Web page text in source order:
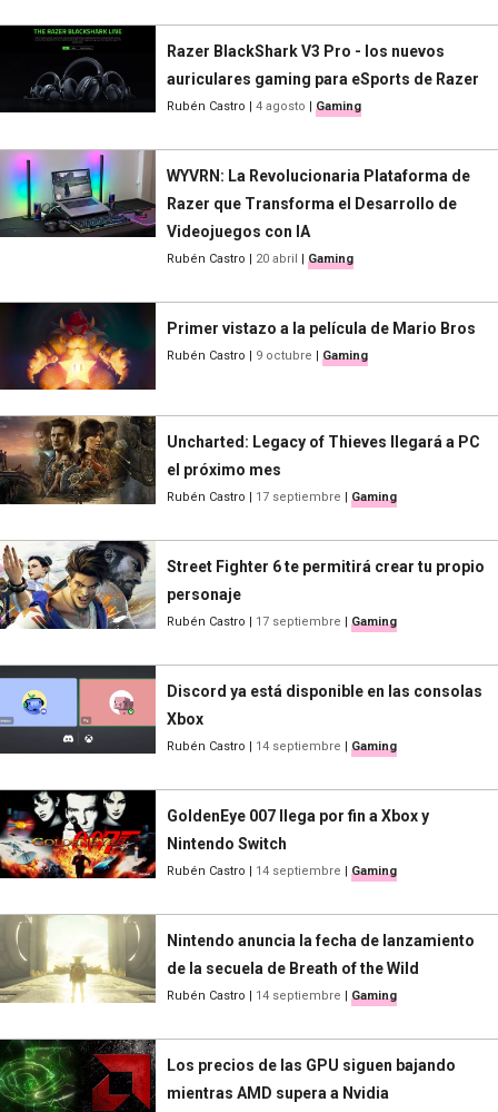
Razer BlackShark V3 Pro - los nuevos
auriculares gaming para eSports de Razer
Rubén Castro | 4 agosto | Gaming
WYVRN: La Revolucionaria Plataforma de
Razer que Transforma el Desarrollo de
Videojuegos con IA
Rubén Castro | 20 abril | Gaming
Primer vistazo a la película de Mario Bros
Rubén Castro | 9 octubre | Gaming
Uncharted: Legacy of Thieves llegará a PC
el próximo mes
Rubén Castro 17 septiembre Gaming
Street Fighter 6 te permitirá crear tu propio
personaje
Rubén Castro 17 septiembre Gaming
Discord ya está disponible en las consolas
Xbox
Rubén Castro 14 septiembre Gaming
GoldenEye 007 llega por fin a Xbox y
Nintendo Switch
Rubén Castro 14 septiembre Gaming
Nintendo anuncia la fecha de lanzamiento
de la secuela de Breath of the Wild
Rubén Castro 14 septiembre Gaming
Los precios de las GPU siguen bajando
mientras AMD supera a Nvidia